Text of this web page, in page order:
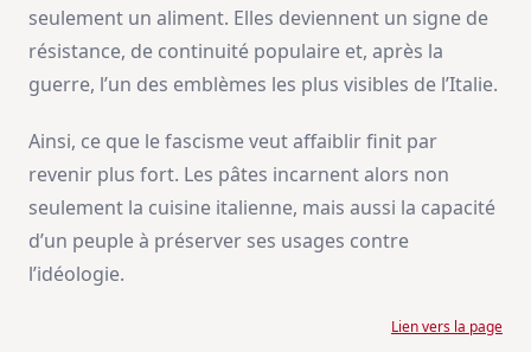
seulement un aliment. Elles deviennent un signe de
résistance, de continuité populaire et, après la
guerre, l’un des emblèmes les plus visibles de l’Italie.
Ainsi, ce que le fascisme veut affaiblir finit par
revenir plus fort. Les pâtes incarnent alors non
seulement la cuisine italienne, mais aussi la capacité
d’un peuple à préserver ses usages contre
l’idéologie.
Lien vers la page